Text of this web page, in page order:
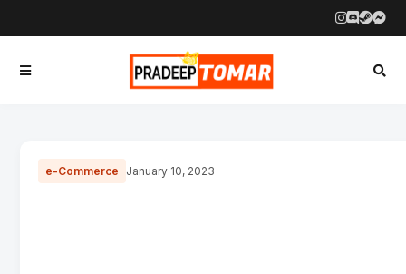
e-Commerce January 10, 2023